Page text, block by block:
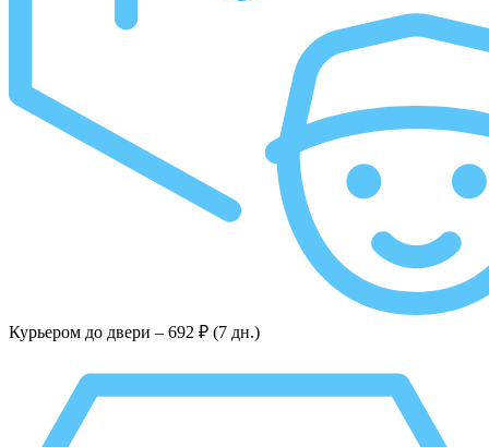
Курьером до двери – 692 ₽ (7 дн.)